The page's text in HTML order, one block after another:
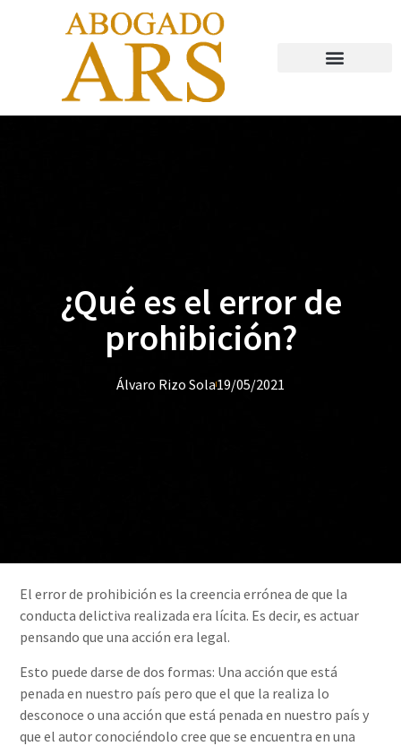
¿Qué es el error de
prohibición?
Álvaro Rizo Sola19/05/2021
El error de prohibición es la creencia errónea de que la
conducta delictiva realizada era lícita. Es decir, es actuar
pensando que una acción era legal.
Esto puede darse de dos formas: Una acción que está
penada en nuestro país pero que el que la realiza lo
desconoce o una acción que está penada en nuestro país y
que el autor conociéndolo cree que se encuentra en una